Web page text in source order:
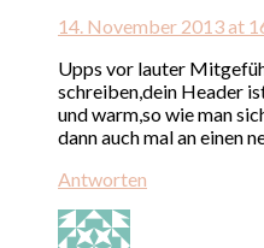
14. November 2013 at
Upps vor lauter
schreiben,dein Header
und warm,so wie man
dann auch mal an einen
Antworten